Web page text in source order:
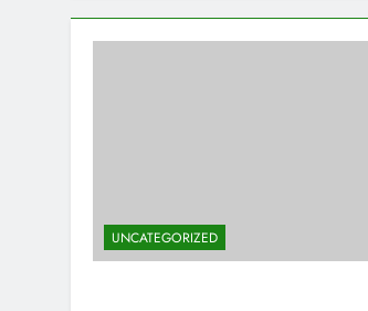
UNCATEGORIZED